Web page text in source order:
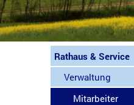
Rathaus & Service
Verwaltung
Mitarbeiter